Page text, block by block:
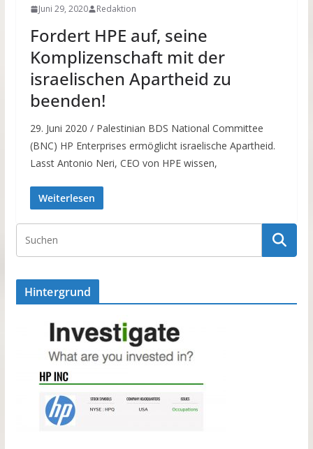
Juni 29, 2020 Redaktion
Fordert HPE auf, seine
Komplizenschaft mit der
israelischen Apartheid zu
beenden!
29. Juni 2020 / Palestinian BDS National Committee
(BNC) HP Enterprises ermöglicht israelische Apartheid.
Lasst Antonio Neri, CEO von HPE wissen,
Weiterlesen
Hintergrund